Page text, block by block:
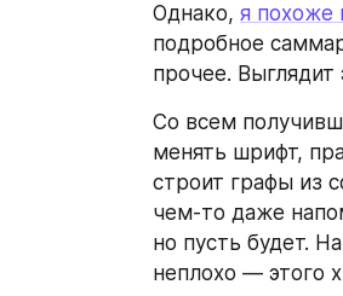
Однако, я похоже
подробное
прочее.
Со всем
менять шрифт,
строит графы из
чем-то даже
но пусть будет.
неплохо — этого